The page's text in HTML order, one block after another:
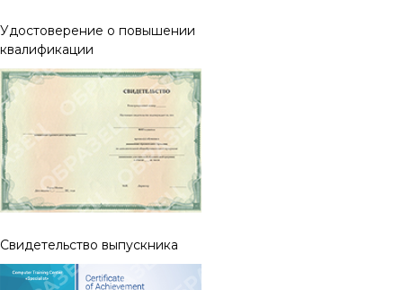
Удостоверение о повышении
квалификации
Свидетельство выпускника